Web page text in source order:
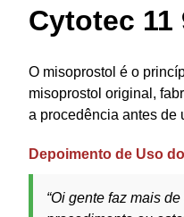
Cytotec 11
O misoprostol é o
misoprostol original,
a procedência antes de
Depoimento de Uso
“Oi gente faz mais